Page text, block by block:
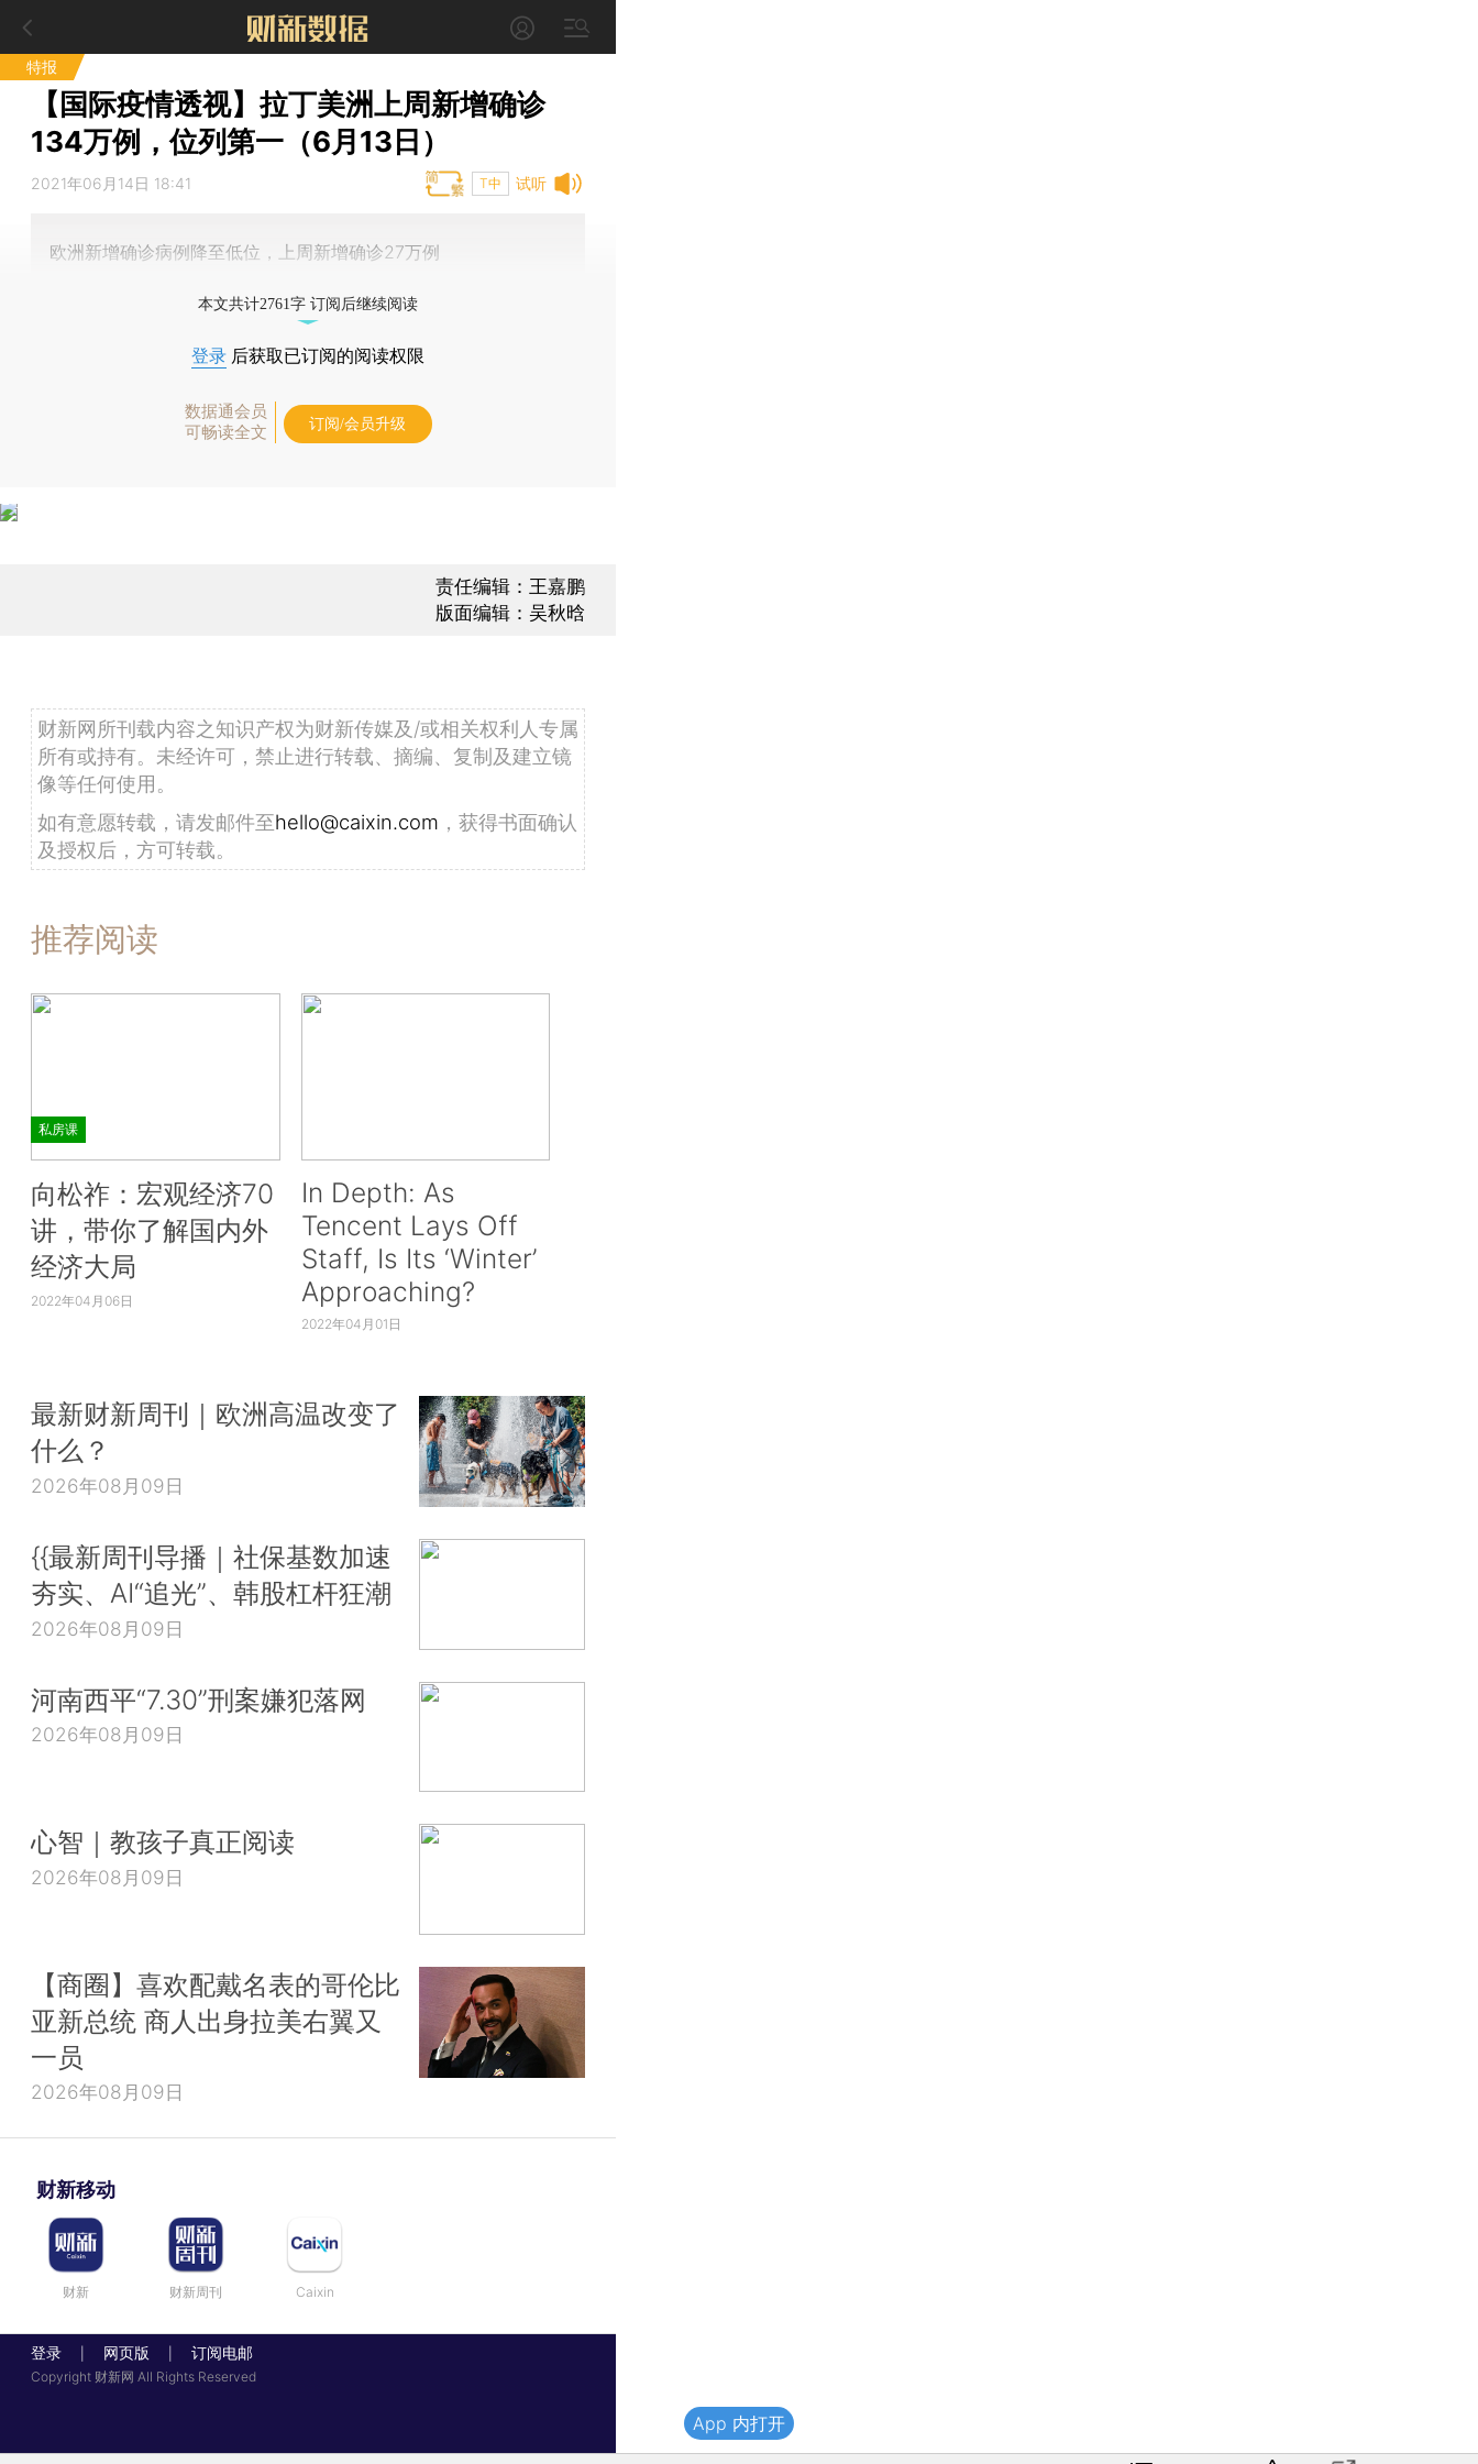
特报
【国际疫情透视】拉丁美洲上周新增确诊
134万例，位列第一（6月13日）
试听
2021年06月14日 18:41 T中
欧洲新增确诊病例降至低位，上周新增确诊27万例
本文共计2761字 订阅后继续阅读
登录 后获取已订阅的阅读权限
数据通会员
可畅读全文
订阅/会员升级
责任编辑：王嘉鹏
版面编辑：吴秋晗
财新网所刊载内容之知识产权为财新传媒及/或相关权利人专属
所有或持有。未经许可，禁止进行转载、摘编、复制及建立镜
像等任何使用。
如有意愿转载，请发邮件至hello@caixin.com ，获得书面确认
及授权后，方可转载。
推荐阅读
私房课
向松祚：宏观经济70
讲，带你了解国内外
经济大局
2022年04月06日
In Depth: As
Tencent Lays Off
Staff, Is Its ‘Winter’
Approaching?
2022年04月01日
最新财新周刊｜欧洲高温改变了
什么？
2026年08月09日
{{最新周刊导播｜社保基数加速
夯实、AI“追光”、韩股杠杆狂潮
2026年08月09日
河南西平“7.30”刑案嫌犯落网
2026年08月09日
心智｜教孩子真正阅读
2026年08月09日
【商圈】喜欢配戴名表的哥伦比
亚新总统 商人出身拉美右翼又
一员
2026年08月09日
财新移动
财新 财新周刊 Caixin
登录 网页版 订阅电邮
Copyright 财新网 All Rights Reserved
App 内打开